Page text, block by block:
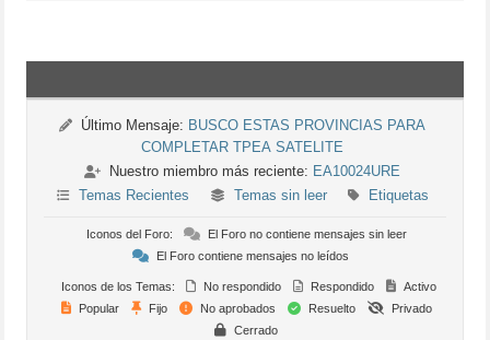
Último Mensaje: BUSCO ESTAS PROVINCIAS PARA
COMPLETAR TPEA SATELITE
Nuestro miembro más reciente: EA10024URE
Temas Recientes
Temas sin leer Etiquetas
Iconos del Foro:
El Foro no contiene mensajes sin leer
El Foro contiene mensajes no leídos
Iconos de los Temas: No respondido Respondido
Activo
Popular
Fijo No aprobados Resuelto
Privado
Cerrado